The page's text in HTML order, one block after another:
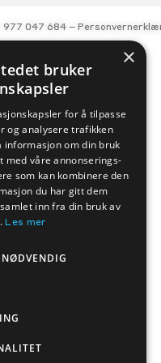
977 047 684 –
×
bruker
for å tilpasse
og analysere trafikken
informasjon om din bruk
med våre annonserings-
som kan kombinere den
du har gitt dem
inn fra din bruk av
Les mer